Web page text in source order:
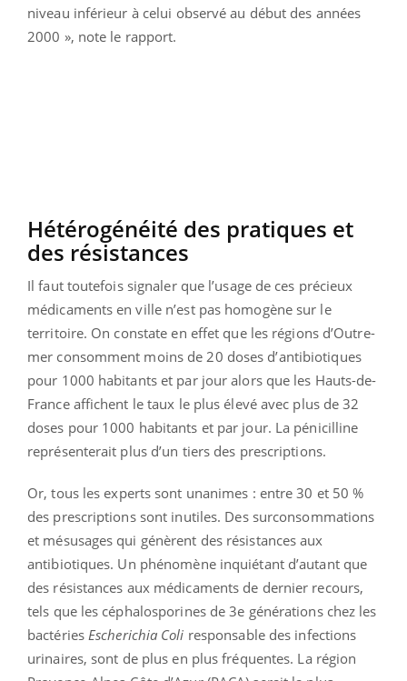
niveau inférieur à celui observé au début des années
2000 », note le rapport.
Hétérogénéité des pratiques et
des résistances
Il faut toutefois signaler que l’usage de ces précieux
médicaments en ville n’est pas homogène sur le
territoire. On constate en effet que les régions d’Outre-
mer consomment moins de 20 doses d’antibiotiques
pour 1000 habitants et par jour alors que les Hauts-de-
France affichent le taux le plus élevé avec plus de 32
doses pour 1000 habitants et par jour. La pénicilline
représenterait plus d’un tiers des prescriptions.
Or, tous les experts sont unanimes : entre 30 et 50 %
des prescriptions sont inutiles. Des surconsommations
et mésusages qui génèrent des résistances aux
antibiotiques. Un phénomène inquiétant d’autant que
des résistances aux médicaments de dernier recours,
tels que les céphalosporines de 3e générations chez les
bactéries Escherichia Coli responsable des infections
urinaires, sont de plus en plus fréquentes. La région